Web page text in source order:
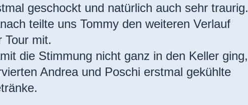
geschockt und natürlich auch sehr traurig.
teilte uns Tommy den weiteren Verlauf
Tour mit.
die Stimmung nicht ganz in den Keller ging,
Andrea und Poschi erstmal gekühlte